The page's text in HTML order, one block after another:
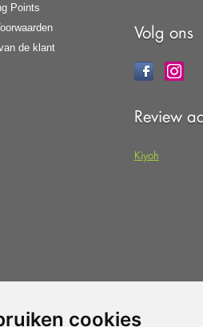
cookies
Points
de klant
Volg ons
Review
Kiyoh
site betekent dat u dealgemene